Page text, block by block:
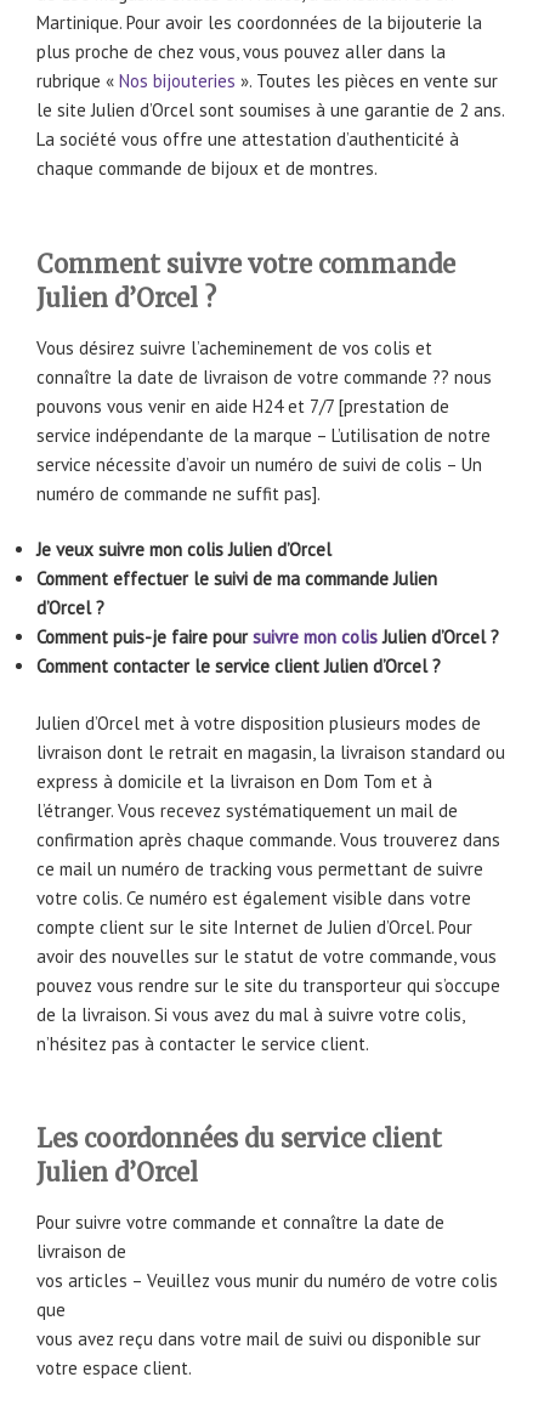
Martinique. Pour avoir les coordonnées de la bijouterie la
plus proche de chez vous, vous pouvez aller dans la
rubrique « Nos bijouteries ». Toutes les pièces en vente sur
le site Julien d’Orcel sont soumises à une garantie de 2 ans.
La société vous offre une attestation d’authenticité à
chaque commande de bijoux et de montres.
Comment suivre votre commande
Julien d’Orcel ?
Vous désirez suivre l’acheminement de vos colis et
connaître la date de livraison de votre commande ?? nous
pouvons vous venir en aide H24 et 7/7 [prestation de
service indépendante de la marque – L’utilisation de notre
service nécessite d’avoir un numéro de suivi de colis – Un
numéro de commande ne suffit pas].
Je veux suivre mon colis Julien d’Orcel
Comment effectuer le suivi de ma commande Julien
d’Orcel ?
Comment puis-je faire poursuivre mon colisJulien d’Orcel ?
Comment contacter le service client Julien d’Orcel ?
Julien d’Orcel met à votre disposition plusieurs modes de
livraison dont le retrait en magasin, la livraison standard ou
express à domicile et la livraison en Dom Tom et à
l’étranger. Vous recevez systématiquement un mail de
confirmation après chaque commande. Vous trouverez dans
ce mail un numéro de tracking vous permettant de suivre
votre colis. Ce numéro est également visible dans votre
compte client sur le site Internet de Julien d’Orcel. Pour
avoir des nouvelles sur le statut de votre commande, vous
pouvez vous rendre sur le site du transporteur qui s’occupe
de la livraison. Si vous avez du mal à suivre votre colis,
n’hésitez pas à contacter le service client.
Les coordonnées du service client
Julien d’Orcel
Pour suivre votre commande et connaître la date de
livraison de
vos articles – Veuillez vous munir du numéro de votre colis
que
vous avez reçu dans votre mail de suivi ou disponible sur
votre espace client.